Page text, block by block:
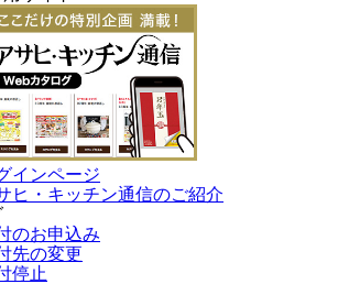
インページ
ヒ・キッチン通信のご紹介
のお申込み
先の変更
停止